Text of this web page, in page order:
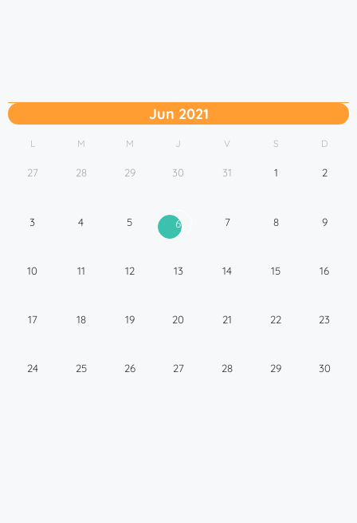
Jun 2021
L M M J V S D
27 28 29 30 31 1 2
3 4 5 6 7 8 9
10 11 12 13 14 15 16
17 18 19 20 21 22 23
24 25 26 27 28 29 30